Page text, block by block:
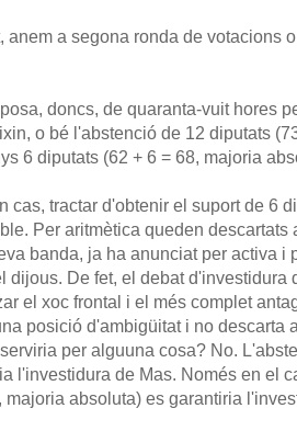
anem a segona ronda de votacions
doncs, de quaranta-vuit hores
o bé l'abstenció de 12 diputats
6 diputats (62 + 6 = 68, majoria
cas, tractar d'obtenir el suport de 6
Per aritmètica queden descartats
banda, ja ha anunciat per activa i
dijous. De fet, el debat d'investidura
el xoc frontal i el més complet
posició d'ambigüitat i no descarta
per alguuna cosa? No.
l'investidura de Mas. Només en el
majoria absoluta) es garantiria